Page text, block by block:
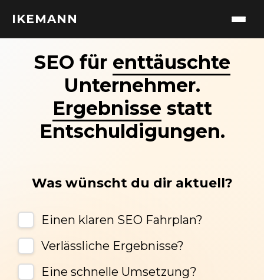
IKEMANN
SEO für enttäuschte
Unternehmer.
Ergebnisse statt
Entschuldigungen.
Was wünscht du dir aktuell?
Einen klaren SEO Fahrplan?
Verlässliche Ergebnisse?
Eine schnelle Umsetzung?